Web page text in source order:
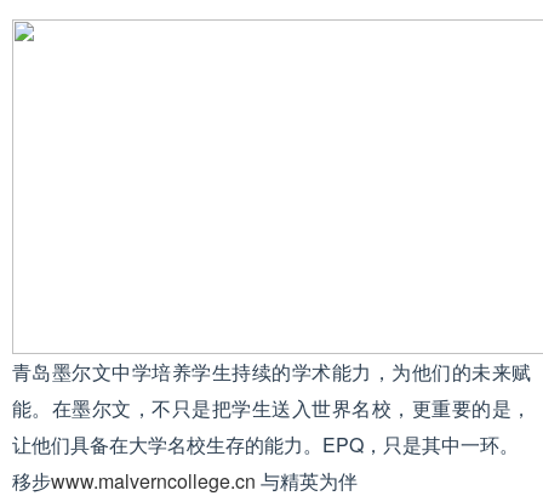
青岛墨尔文中学培养学生持续的学术能力，为他们的未来赋
能。在墨尔文，不只是把学生送入世界名校，更重要的是，
让他们具备在大学名校生存的能力。EPQ，只是其中一环。
移步www.malverncollege.cn 与精英为伴